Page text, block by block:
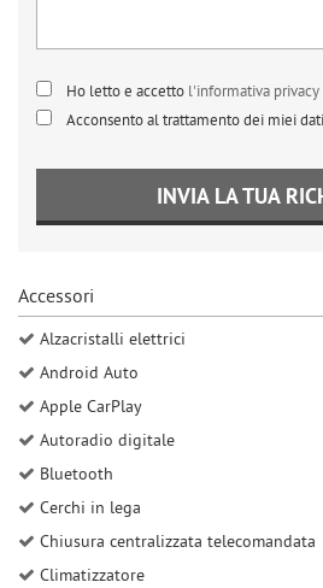
Ho letto e accetto l'informativa privacy
Acconsento al trattamento dei miei
INVIA LA TUA
Accessori
Alzacristalli elettrici
Android Auto
Apple CarPlay
Autoradio digitale
Bluetooth
Cerchi in lega
Chiusura centralizzata telecomandata
Climatizzatore
Cookie analitici
Salva
le